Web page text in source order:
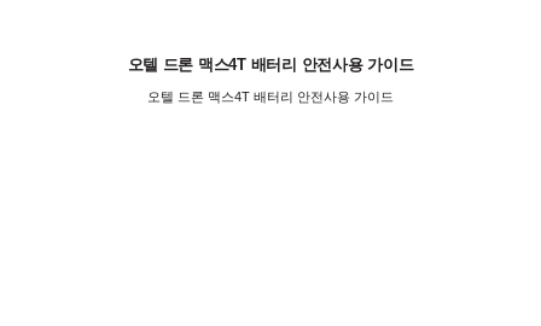
오텔 드론 맥스4T 배터리 안전사용 가이드
오텔 드론 맥스4T 배터리 안전사용 가이드